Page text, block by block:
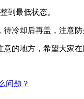
最低状态。
冷却后再盖，注意防
地方，希望大家在
问题？